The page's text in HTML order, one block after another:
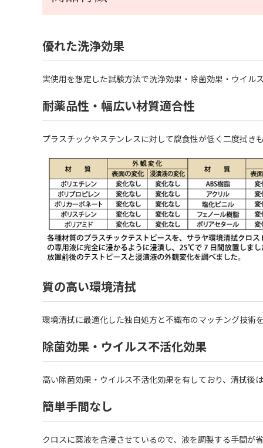
優れた洗浄効果
実使用を想定した試験方法で洗浄効果・除菌効果・ウイル
耐薬品性・幅広い材質適合性
プラスチックやステンレスに対して腐食性が低く二度拭き
質の高い環境清拭
環境清拭に最適化した独自処方と不織布のマッチング技術
除菌効果・ウイルス不活化効果
高い除菌効果・ウイルス不活化効果を有しており、清拭
簡単手間なし
クロスに薬液を含浸させているので、液を調製する手間が